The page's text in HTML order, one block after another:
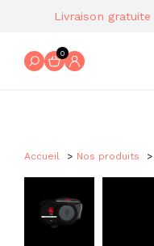
Livraison gratuite
0
Accueil Nos produits